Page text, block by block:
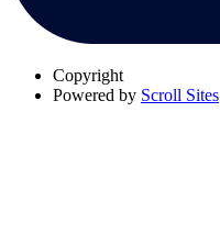
Copyright
Powered by Scroll Sites